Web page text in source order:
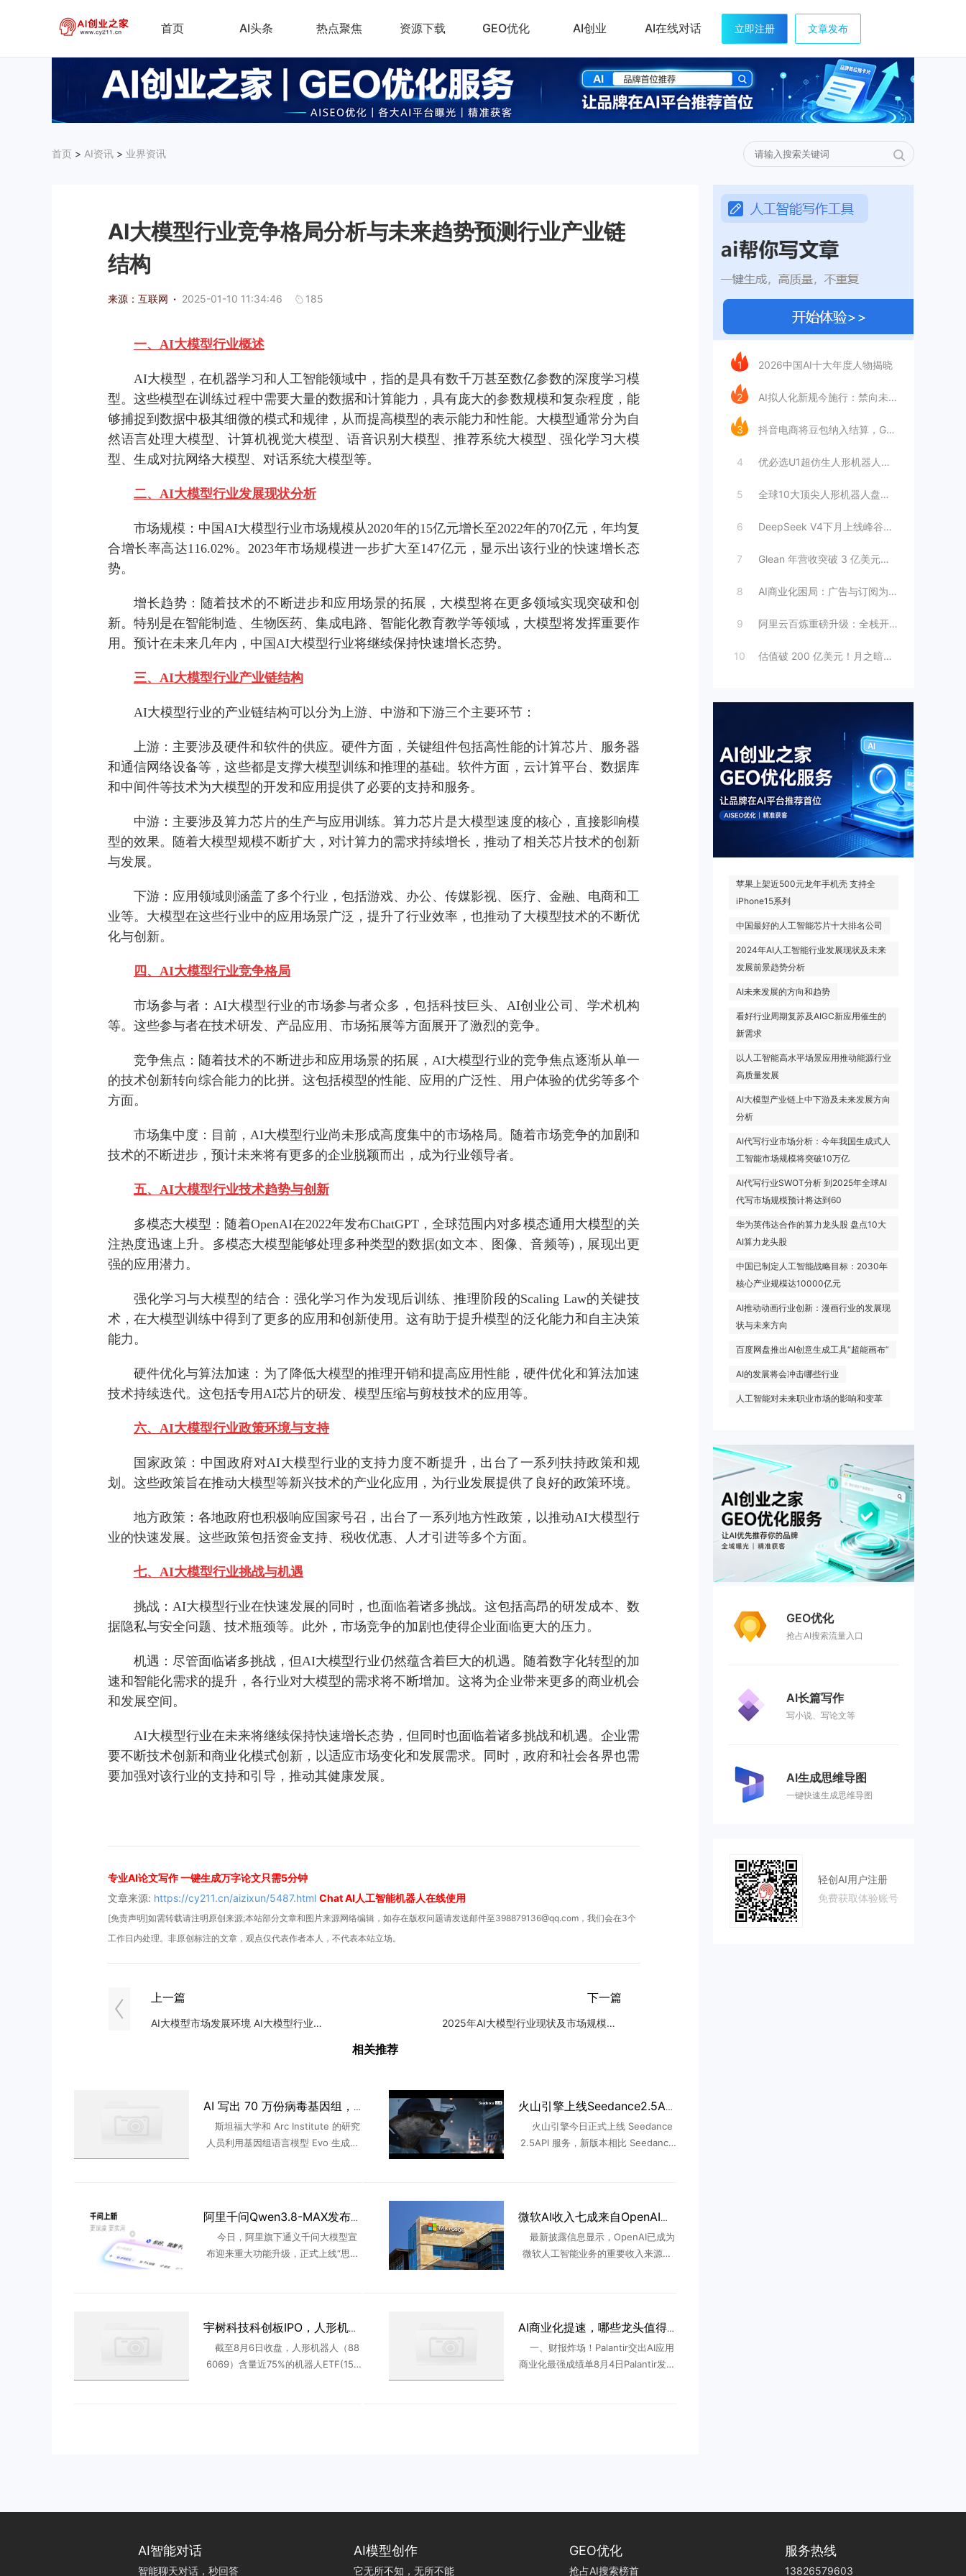
首页 AI头条 热点聚焦 资源下载 GEO优化 AI创业 AI在线对话 立即注册 文章发布
首页 > AI资讯 > 业界资讯
今日推荐
1 2026中国AI十大年度人物揭晓
2 AI拟人化新规今施行：禁向未成年人提供虚
3 抖音电商将豆包纳入结算，GEO成交归因时
4 优必选U1超仿生人形机器人：情感陪伴AI
5 全球10大顶尖人形机器人盘点：工厂与家庭
6 DeepSeek V4下月上线峰谷定价，
7 Glean 年营收突破 3 亿美元，暴增
8 AI商业化困局：广告与订阅为何难以独立支
9 阿里云百炼重磅升级：全栈开放接入，打造模
10 估值破 200 亿美元！月之暗面“拆墙”
苹果上架近500元龙年手机壳 支持全
iPhone15系列
中国最好的人工智能芯片十大排名公司
2024年AI人工智能行业发展现状及未来
发展前景趋势分析
AI未来发展的方向和趋势
看好行业周期复苏及AIGC新应用催生的
新需求
以人工智能高水平场景应用推动能源行业
高质量发展
AI大模型产业链上中下游及未来发展方向
分析
AI代写行业市场分析：今年我国生成式人
工智能市场规模将突破10万亿
AI代写行业SWOT分析 到2025年全球AI
代写市场规模预计将达到60
华为英伟达合作的算力龙头股 盘点10大
AI算力龙头股
中国已制定人工智能战略目标：2030年
核心产业规模达10000亿元
AI推动动画行业创新：漫画行业的发展现
状与未来方向
百度网盘推出AI创意生成工具“超能画布”
AI的发展将会冲击哪些行业
人工智能对未来职业市场的影响和变革
GEO优化
抢占AI搜索流量入口
AI长篇写作
写小说、写论文等
AI生成思维导图
一键快速生成思维导图
轻创AI用户注册
免费获取体验账号
AI大模型行业竞争格局分析与未来趋势预测行业产业链
结构
来源：互联网 · 2025-01-10 11:34:46 185
一、AI大模型行业概述
AI大模型，在机器学习和人工智能领域中，指的是具有数千万甚至数亿参数的深度学习模
型。这些模型在训练过程中需要大量的数据和计算能力，具有庞大的参数规模和复杂程度，能
够捕捉到数据中极其细微的模式和规律，从而提高模型的表示能力和性能。大模型通常分为自
然语言处理大模型、计算机视觉大模型、语音识别大模型、推荐系统大模型、强化学习大模
型、生成对抗网络大模型、对话系统大模型等。
二、AI大模型行业发展现状分析
市场规模：中国AI大模型行业市场规模从2020年的15亿元增长至2022年的70亿元，年均复
合增长率高达116.02%。2023年市场规模进一步扩大至147亿元，显示出该行业的快速增长态
势。
增长趋势：随着技术的不断进步和应用场景的拓展，大模型将在更多领域实现突破和创
新。特别是在智能制造、生物医药、集成电路、智能化教育教学等领域，大模型将发挥重要作
用。预计在未来几年内，中国AI大模型行业将继续保持快速增长态势。
三、AI大模型行业产业链结构
AI大模型行业的产业链结构可以分为上游、中游和下游三个主要环节：
上游：主要涉及硬件和软件的供应。硬件方面，关键组件包括高性能的计算芯片、服务器
和通信网络设备等，这些都是支撑大模型训练和推理的基础。软件方面，云计算平台、数据库
和中间件等技术为大模型的开发和应用提供了必要的支持和服务。
中游：主要涉及算力芯片的生产与应用训练。算力芯片是大模型速度的核心，直接影响模
型的效果。随着大模型规模不断扩大，对计算力的需求持续增长，推动了相关芯片技术的创新
与发展。
下游：应用领域则涵盖了多个行业，包括游戏、办公、传媒影视、医疗、金融、电商和工
业等。大模型在这些行业中的应用场景广泛，提升了行业效率，也推动了大模型技术的不断优
化与创新。
四、AI大模型行业竞争格局
市场参与者：AI大模型行业的市场参与者众多，包括科技巨头、AI创业公司、学术机构
等。这些参与者在技术研发、产品应用、市场拓展等方面展开了激烈的竞争。
竞争焦点：随着技术的不断进步和应用场景的拓展，AI大模型行业的竞争焦点逐渐从单一
的技术创新转向综合能力的比拼。这包括模型的性能、应用的广泛性、用户体验的优劣等多个
方面。
市场集中度：目前，AI大模型行业尚未形成高度集中的市场格局。随着市场竞争的加剧和
技术的不断进步，预计未来将有更多的企业脱颖而出，成为行业领导者。
五、AI大模型行业技术趋势与创新
多模态大模型：随着OpenAI在2022年发布ChatGPT，全球范围内对多模态通用大模型的关
注热度迅速上升。多模态大模型能够处理多种类型的数据(如文本、图像、音频等)，展现出更
强的应用潜力。
强化学习与大模型的结合：强化学习作为发现后训练、推理阶段的Scaling Law的关键技
术，在大模型训练中得到了更多的应用和创新使用。这有助于提升模型的泛化能力和自主决策
能力。
硬件优化与算法加速：为了降低大模型的推理开销和提高应用性能，硬件优化和算法加速
技术持续迭代。这包括专用AI芯片的研发、模型压缩与剪枝技术的应用等。
六、AI大模型行业政策环境与支持
国家政策：中国政府对AI大模型行业的支持力度不断提升，出台了一系列扶持政策和规
划。这些政策旨在推动大模型等新兴技术的产业化应用，为行业发展提供了良好的政策环境。
地方政策：各地政府也积极响应国家号召，出台了一系列地方性政策，以推动AI大模型行
业的快速发展。这些政策包括资金支持、税收优惠、人才引进等多个方面。
七、AI大模型行业挑战与机遇
挑战：AI大模型行业在快速发展的同时，也面临着诸多挑战。这包括高昂的研发成本、数
据隐私与安全问题、技术瓶颈等。此外，市场竞争的加剧也使得企业面临更大的压力。
机遇：尽管面临诸多挑战，但AI大模型行业仍然蕴含着巨大的机遇。随着数字化转型的加
速和智能化需求的提升，各行业对大模型的需求将不断增加。这将为企业带来更多的商业机会
和发展空间。
AI大模型行业在未来将继续保持快速增长态势，但同时也面临着诸多挑战和机遇。企业需
要不断技术创新和商业化模式创新，以适应市场变化和发展需求。同时，政府和社会各界也需
要加强对该行业的支持和引导，推动其健康发展。
专业AI论文写作 一键生成万字论文只需5分钟
文章来源: https://cy211.cn/aizixun/5487.html Chat AI人工智能机器人在线使用
[免责声明]如需转载请注明原创来源;本站部分文章和图片来源网络编辑，如存在版权问题请发送邮件至398879136@qq.com，我们会在3个
工作日内处理。非原创标注的文章，观点仅代表作者本人，不代表本站立场。
上一篇
AI大模型市场发展环境 AI大模型行业发展现状趋势分析
下一篇
2025年AI大模型行业现状及市场规模、竞争格局与未来发展趋
相关推荐
AI 写出 70 万份病毒基因组，16 个在实验室"活了"
斯坦福大学和 Arc Institute 的研究
人员利用基因组语言模型 Evo 生成了
火山引擎上线Seedance2.5API，视频生成能力全面升级
火山引擎今日正式上线 Seedance
2.5API 服务，新版本相比 Seedance
阿里千问Qwen3.8-MAX发布，打造真办公助理
今日，阿里旗下通义千问大模型宣
布迎来重大功能升级，正式上线“思考
微软AI收入七成来自OpenAI，财年贡献241亿美元
最新披露信息显示，OpenAI已成为
微软人工智能业务的重要收入来源。
宇树科技科创板IPO，人形机器人龙头能否带热产业链？
截至8月6日收盘，人形机器人（88
6069）含量近75%的机器人ETF(159
AI商业化提速，哪些龙头值得布局？
一、财报炸场！Palantir交出AI应用
商业化最强成绩单8月4日Palantir发布
AI智能对话
智能聊天对话，秒回答
AI模型创作
它无所不知，无所不能
GEO优化
抢占AI搜索榜首
服务热线
13826579603